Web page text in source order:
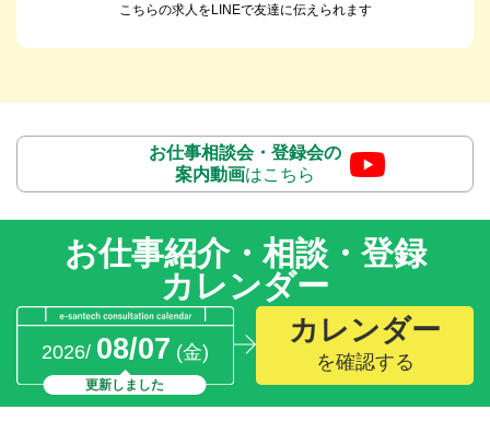
こちらの求人をLINEで友達に伝えられます
お仕事相談会・登録会の
案内動画はこちら
お仕事紹介・相談・登録
カレンダー
2026/ 08/07 (金)
更新しました
カレンダー
を確認する